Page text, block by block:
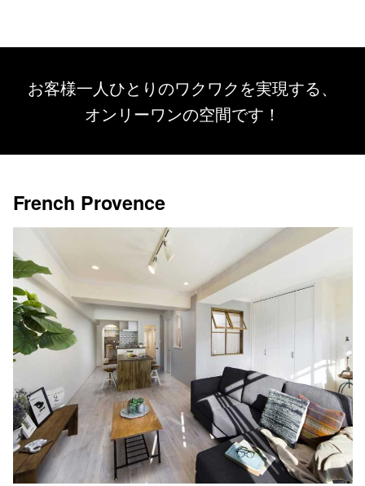
お客様一人ひとりのワクワクを実現する、
オンリーワンの空間です！
French Provence